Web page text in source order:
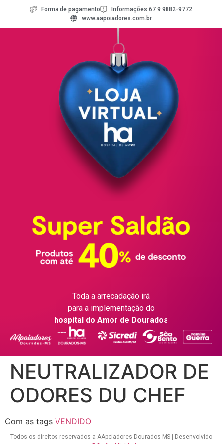
Forma de pagamento
Informações 67 9 9882-9772
www.aapoiadores.com.br
Toda a arrecadação irá
para a implementação do
hospital do Amor de Dourados
NEUTRALIZADOR DE
ODORES DU CHEF
Com as tags VENDIDO
Todos os direitos reservados a AApoiadores Dourados-MS | Desenvolvido